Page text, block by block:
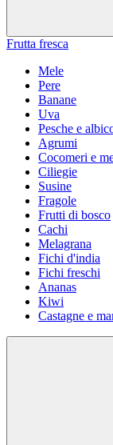
Frutta fresca
Mele
Pere
Banane
Uva
Pesche e
Agrumi
Cocomeri e
Ciliegie
Susine
Fragole
Frutti di bosco
Cachi
Melagrana
Fichi d'india
Fichi freschi
Ananas
Kiwi
Castagne e